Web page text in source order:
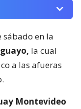
sábado en la
la cual
a las afueras
Montevideo